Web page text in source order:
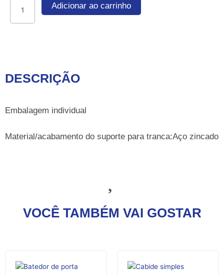
para
tranca
Adicionar ao carrinho
DESCRIÇÃO
Embalagem individual
Material/acabamento do suporte para tranca:Aço zincado
VOCÊ TAMBÉM VAI GOSTAR